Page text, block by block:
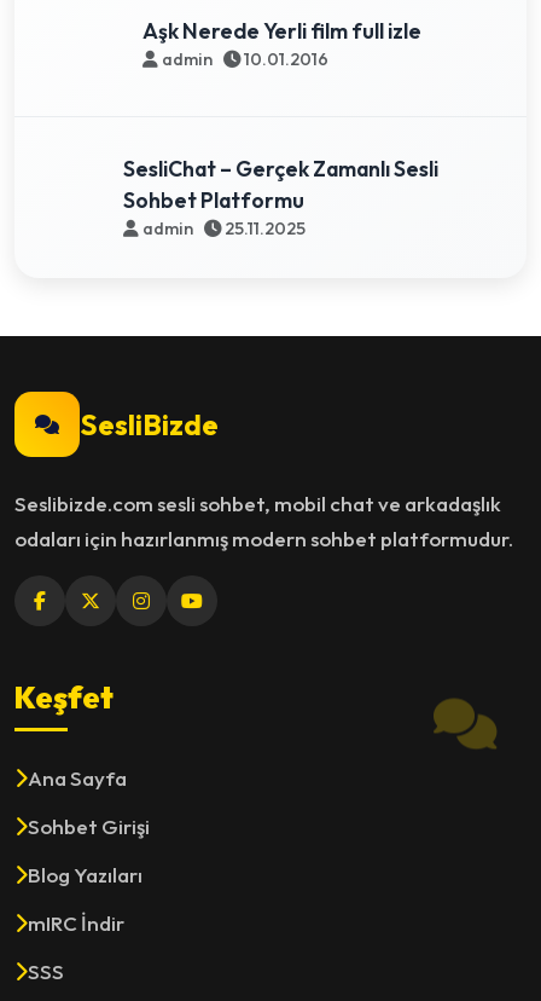
Aşk Nerede Yerli film full izle
admin 10.01.2016
SesliChat – Gerçek Zamanlı Sesli
Sohbet Platformu
admin 25.11.2025
SesliBizde
Seslibizde.com sesli sohbet, mobil chat ve arkadaşlık
odaları için hazırlanmış modern sohbet platformudur.
Keşfet
Ana Sayfa
Sohbet Girişi
Blog Yazıları
mIRC İndir
SSS